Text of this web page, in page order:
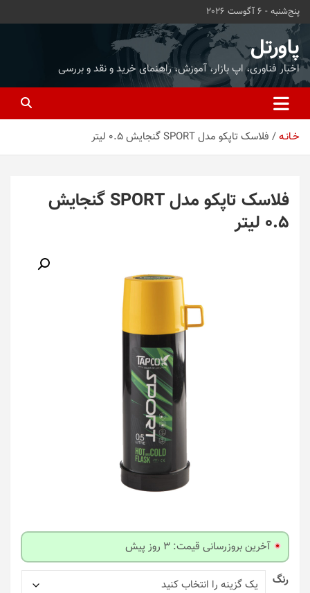
محتوا
بروید
پنج‌شنبه - 6 آگوست 2026
پاورتل
اخبار فناوری، اپ بازار، آموزش، راهنمای خرید و نقد و بررسی
خـانـه فلاسک تاپکو مدل SPORT گنجایش 0.5 لیتر
فلاسک تاپکو مدل SPORT گنجایش
0.5 لیتر
آخرین بروزرسانی قیمت: 3 روز پیش
رنگ